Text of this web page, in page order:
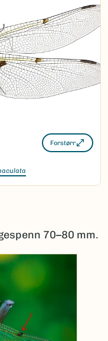
Forstørr
70–80 mm.